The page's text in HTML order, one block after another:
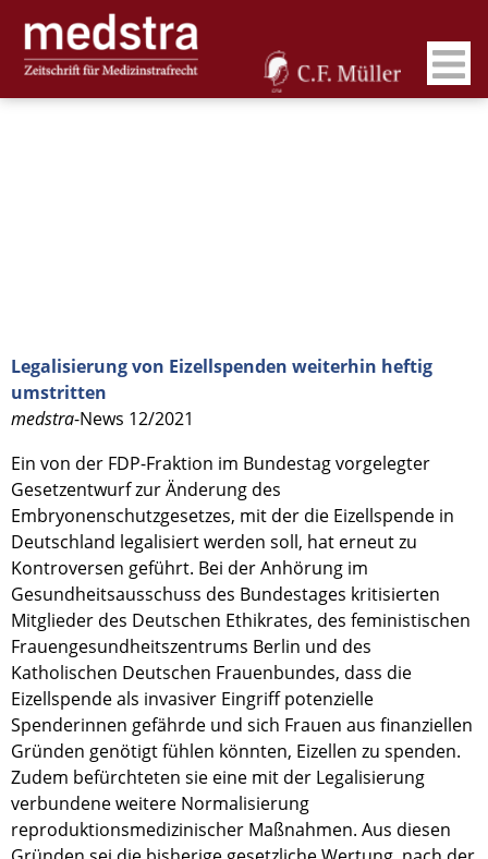
Legalisierung von Eizellspenden weiterhin heftig
umstritten
medstra-News 12/2021
Ein von der FDP-Fraktion im Bundestag vorgelegter
Gesetzentwurf zur Änderung des
Embryonenschutzgesetzes, mit der die Eizellspende in
Deutschland legalisiert werden soll, hat erneut zu
Kontroversen geführt. Bei der Anhörung im
Gesundheitsausschuss des Bundestages kritisierten
Mitglieder des Deutschen Ethikrates, des feministischen
Frauengesundheitszentrums Berlin und des
Katholischen Deutschen Frauenbundes, dass die
Eizellspende als invasiver Eingriff potenzielle
Spenderinnen gefährde und sich Frauen aus finanziellen
Gründen genötigt fühlen könnten, Eizellen zu spenden.
Zudem befürchteten sie eine mit der Legalisierung
verbundene weitere Normalisierung
reproduktionsmedizinischer Maßnahmen. Aus diesen